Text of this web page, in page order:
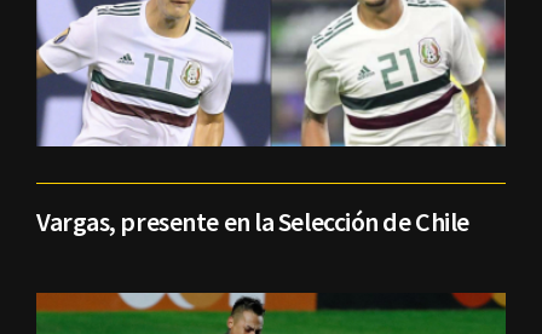
Vargas, presente en la Selección de Chile